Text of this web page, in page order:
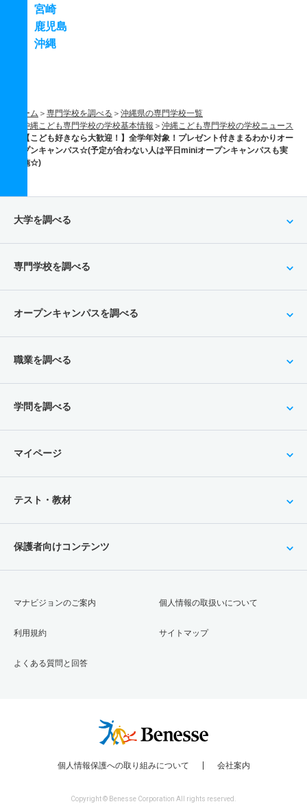
宮崎
鹿児島
沖縄
ホーム 専門学校を調べる
沖縄県の専門学校一覧
沖縄こども専門学校の学校基本情報
沖縄こども専門学校の学校ニュース
【こども好きなら大歓迎！】全学年対象！プレゼント付きまるわかりオー
プンキャンパス☆(予定が合わない人は平日miniオープンキャンパスも実
施☆)
大学を調べる
専門学校を調べる
オープンキャンパスを調べる
職業を調べる
学問を調べる
マイページ
テスト・教材
保護者向けコンテンツ
マナビジョンのご案内
利用規約
よくある質問と回答
個人情報の取扱いについて
サイトマップ
個人情報保護への取り組みについて 会社案内
Copyright © Benesse Corporation All rights reserved.